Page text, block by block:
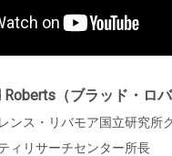
Roberts（ブラッド・ロバ
ンス・リバモア国立研究所
ィリサーチセンター所長